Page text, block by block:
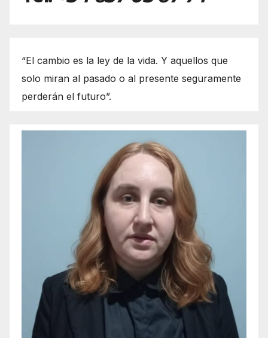
“El cambio es la ley de la vida. Y aquellos que
solo miran al pasado o al presente seguramente
perderán el futuro”.